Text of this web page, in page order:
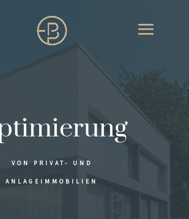
VON PRIVAT- UND
ANLAGEIMMOBILIEN